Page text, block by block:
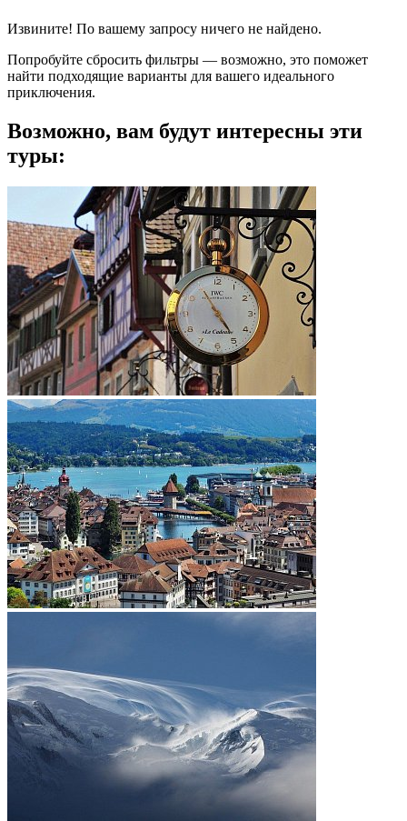
Извините! По вашему запросу ничего не найдено.
Попробуйте сбросить фильтры — возможно, это поможет
найти подходящие варианты для вашего идеального
приключения.
Возможно, вам будут интересны эти
туры: